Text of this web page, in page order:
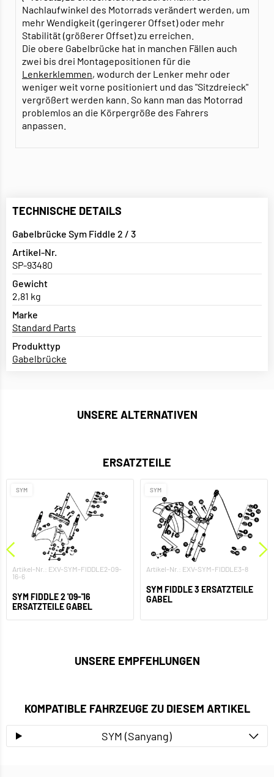
Nachlaufwinkel des Motorrads verändert werden, um
mehr Wendigkeit (geringerer Offset) oder mehr
Stabilität (größerer Offset) zu erreichen.
Die obere Gabelbrücke hat in manchen Fällen auch
zwei bis drei Montagepositionen für die
Lenkerklemmen, wodurch der Lenker mehr oder
weniger weit vorne positioniert und das "Sitzdreieck"
vergrößert werden kann. So kann man das Motorrad
problemlos an die Körpergröße des Fahrers
anpassen.
TECHNISCHE DETAILS
Gabelbrücke Sym Fiddle 2 / 3
Artikel-Nr.
SP-93480
Gewicht
2,81 kg
Marke
Standard Parts
Produkttyp
Gabelbrücke
UNSERE ALTERNATIVEN
ERSATZTEILE
SYM
Artikel-Nr.: EXV-SYM-FIDDLE2-09-
16-6
SYM FIDDLE 2 '09-'16
ERSATZTEILE GABEL
SYM
Artikel-Nr.: EXV-SYM-FIDDLE3-8
SYM FIDDLE 3 ERSATZTEILE
GABEL
UNSERE EMPFEHLUNGEN
KOMPATIBLE FAHRZEUGE ZU DIESEM ARTIKEL
SYM (Sanyang)